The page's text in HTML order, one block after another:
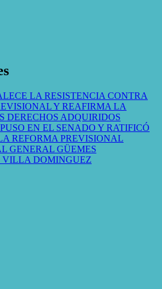
LA RESISTENCIA CONTRA
Y REAFIRMA LA
DERECHOS ADQUIRIDOS
EN EL SENADO Y RATIFICÓ
REFORMA PREVISIONAL
GENERAL GÜEMES
VILLA DOMINGUEZ